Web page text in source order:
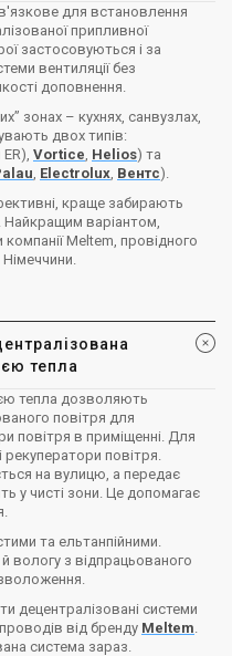
для встановлення
припливної
застосовуються і за
вентиляції без
доповнення.
зонах – кухнях, санвузлах,
двох типів:
Vortice Helios) та
Electrolux Вентс).
краще забирають
Найкращим варіантом,
Meltem, провідного
тепла
тепла дозволяють
повітря для
повітря в приміщенні. Для
повітря.
на вулицю, а передає
у чисті зони. Це допомагає
та ельтанпійними.
вологу з відпрацьованого
децентралізовані системи
від бренду Meltem
система зараз.